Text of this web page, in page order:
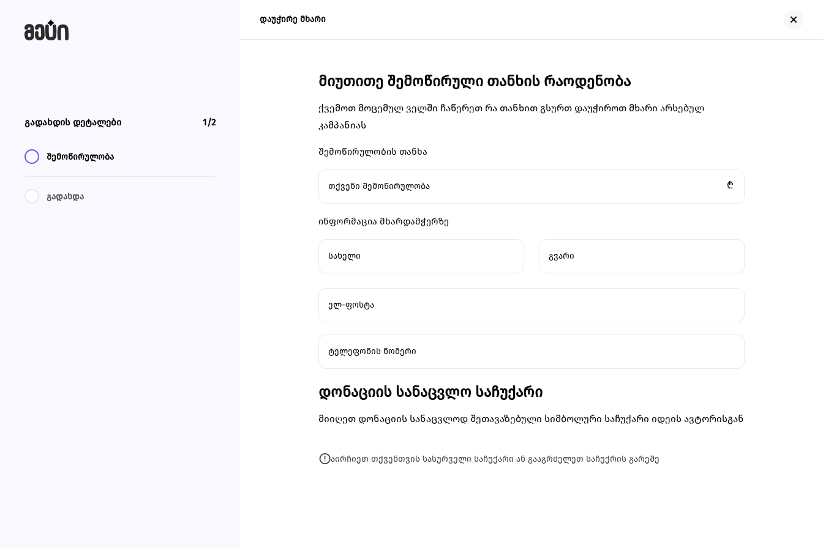
გადახდის დეტალები 1/2
შემოწირულობა
გადახდა
დაუჭირე მხარი
მიუთითე შემოწირული თანხის რაოდენობა
ქვემოთ მოცემულ ველში ჩაწერეთ რა თანხით გსურთ დაუჭიროთ მხარი არსებულ
კამპანიას
შემოწირულობის თანხა
თქვენი შემოწირულობა ₾
ინფორმაცია მხარდამჭერზე
სახელი გვარი
ელ-ფოსტა
ტელეფონის ნომერი
დონაციის სანაცვლო საჩუქარი
მიიღეთ დონაციის სანაცვლოდ შეთავაზებული სიმბოლური საჩუქარი იდეის ავტორისგან
აირჩიეთ თქვენთვის სასურველი საჩუქარი ან გააგრძელეთ საჩუქრის გარეშე